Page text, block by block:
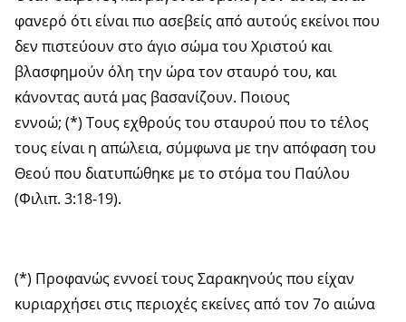
φανερό ότι είναι πιο ασεβείς από αυτούς εκείνοι που
δεν πιστεύουν στο άγιο σώμα του Χριστού και
βλασφημούν όλη την ώρα τον σταυρό του, και
κάνοντας αυτά μας βασανίζουν. Ποιους
εννοώ; (*) Τους εχθρούς του σταυρού που το τέλος
τους είναι η απώλεια, σύμφωνα με την απόφαση του
Θεού που διατυπώθηκε με το στόμα του Παύλου
(Φιλιπ. 3:18-19).
(*) Προφανώς εννοεί τους Σαρακηνούς που είχαν
κυριαρχήσει στις περιοχές εκείνες από τον 7ο αιώνα